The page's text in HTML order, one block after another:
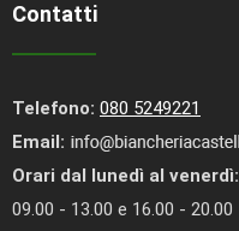
Contatti
Telefono: 080 5249221
Email:
Orari dal lunedì al venerdì:
09.00 - 13.00 e 16.00 - 20.00